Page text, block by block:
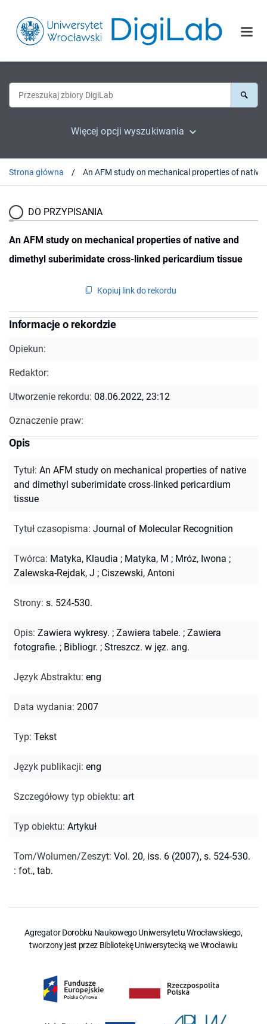
Więcej opcji wyszukiwania
Strona główna
DO PRZYPISANIA
An AFM study on mechanical properties of native and
dimethyl suberimidate cross-linked pericardium tissue
Kopiuj link do rekordu
Informacje o rekordzie
Opiekun:
Redaktor:
Utworzenie rekordu: 08.06.2022, 23:12
Oznaczenie praw:
Opis
Tytuł: An AFM study on mechanical properties of native
and dimethyl suberimidate cross-linked pericardium
tissue
Tytuł czasopisma: Journal of Molecular Recognition
Twórca: Matyka, Klaudia ; Matyka, M ; Mróz, Iwona ;
Zalewska-Rejdak, J ; Ciszewski, Antoni
Strony: s. 524-530.
Opis: Zawiera wykresy. ; Zawiera tabele. ; Zawiera
fotografie. ; Bibliogr. ; Streszcz. w jęz. ang.
Język Abstraktu: eng
Data wydania: 2007
Typ: Tekst
Język publikacji: eng
Szczegółowy typ obiektu: art
Typ obiektu: Artykuł
Tom/Wolumen/Zeszyt: Vol. 20, iss. 6 (2007), s. 524-530.
: fot., tab.
Agregator Dorobku Naukowego Uniwersytetu Wrocławskiego,
tworzony jest przez Bibliotekę Uniwersytecką we Wrocławiu